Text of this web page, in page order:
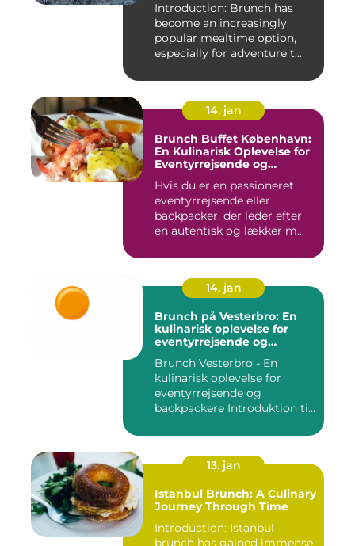
Introduction: Brunch has
become an increasingly
popular mealtime option,
especially for adventure t...
14. jan
Brunch Buffet København:
En Kulinarisk Oplevelse for
Eventyrrejsende og
Hvis du er en passioneret
eventyrrejsende eller
backpacker, der leder efter
en autentisk og lækker m...
14. jan
Brunch på Vesterbro: En
kulinarisk oplevelse for
eventyrrejsende og
Brunch Vesterbro - En
kulinarisk oplevelse for
eventyrrejsende og
backpackere Introduktion til
13. jan
Istanbul Brunch: A Culinary
Journey Through Time
Introduction: Istanbul
brunch has gained immense